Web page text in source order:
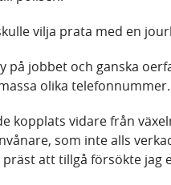
vilja prata med en
på jobbet och ganska
olika telefonnummer.
kopplats vidare från
som inte alls
att tillgå försökte jag